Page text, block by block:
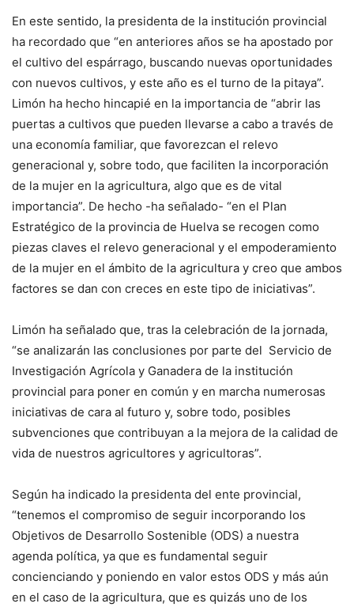
En este sentido, la presidenta de la institución provincial
ha recordado que “en anteriores años se ha apostado por
el cultivo del espárrago, buscando nuevas oportunidades
con nuevos cultivos, y este año es el turno de la pitaya”.
Limón ha hecho hincapié en la importancia de “abrir las
puertas a cultivos que pueden llevarse a cabo a través de
una economía familiar, que favorezcan el relevo
generacional y, sobre todo, que faciliten la incorporación
de la mujer en la agricultura, algo que es de vital
importancia”. De hecho -ha señalado- “en el Plan
Estratégico de la provincia de Huelva se recogen como
piezas claves el relevo generacional y el empoderamiento
de la mujer en el ámbito de la agricultura y creo que ambos
factores se dan con creces en este tipo de iniciativas”.
Limón ha señalado que, tras la celebración de la jornada,
“se analizarán las conclusiones por parte del Servicio de
Investigación Agrícola y Ganadera de la institución
provincial para poner en común y en marcha numerosas
iniciativas de cara al futuro y, sobre todo, posibles
subvenciones que contribuyan a la mejora de la calidad de
vida de nuestros agricultores y agricultoras”.
Según ha indicado la presidenta del ente provincial,
“tenemos el compromiso de seguir incorporando los
Objetivos de Desarrollo Sostenible (ODS) a nuestra
agenda política, ya que es fundamental seguir
concienciando y poniendo en valor estos ODS y más aún
en el caso de la agricultura, que es quizás uno de los